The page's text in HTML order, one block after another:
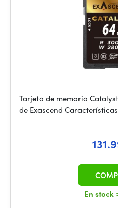
Tarjeta de memoria
de Exascend
En stock